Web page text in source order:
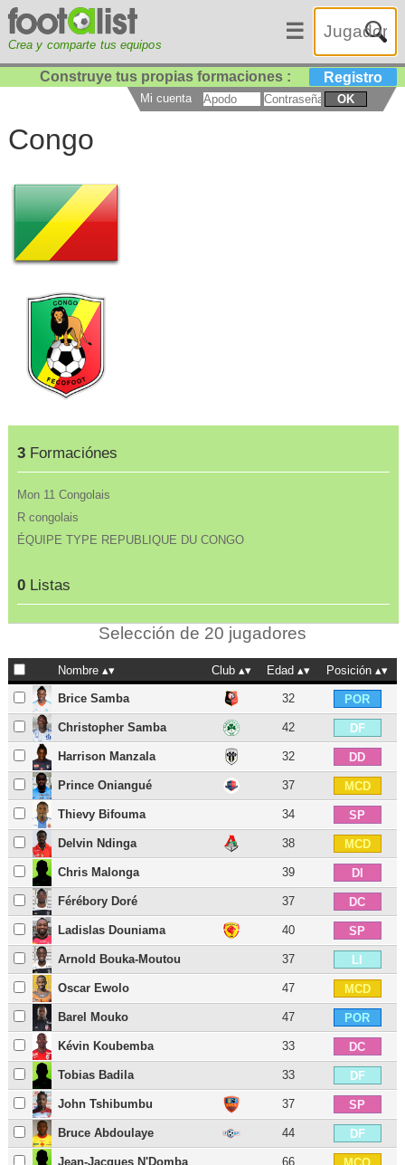
Crea y comparte tus equipos
☰
Construye tus propias formaciones : Registro
Mi cuenta OK
Congo
3Formaciónes
Mon 11 Congolais
R congolais
ÉQUIPE TYPE REPUBLIQUE DU CONGO
0Listas
Selección de 20 jugadores
Nombre Club Edad Posición
Brice Samba 32 POR
Christopher Samba 42 DF
Harrison Manzala 32 DD
Prince Oniangué 37 MCD
Thievy Bifouma 34 SP
Delvin Ndinga 38 MCD
Chris Malonga 39 DI
Férébory Doré 37 DC
Ladislas Douniama 40 SP
Arnold Bouka-Moutou 37 LI
Oscar Ewolo 47 MCD
Barel Mouko 47 POR
Kévin Koubemba 33 DC
Tobias Badila 33 DF
John Tshibumbu 37 SP
Bruce Abdoulaye 44 DF
Jean-Jacques N'Domba 66